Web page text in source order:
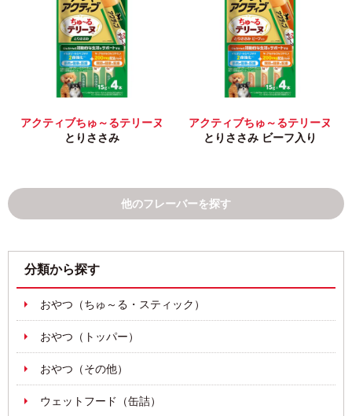
アクティブちゅ～るテリーヌ
とりささみ
アクティブちゅ～るテリーヌ
とりささみ ビーフ入り
他のフレーバーを探す
分類から探す
おやつ（ちゅ～る・スティック）
おやつ（トッパー）
おやつ（その他）
ウェットフード（缶詰）